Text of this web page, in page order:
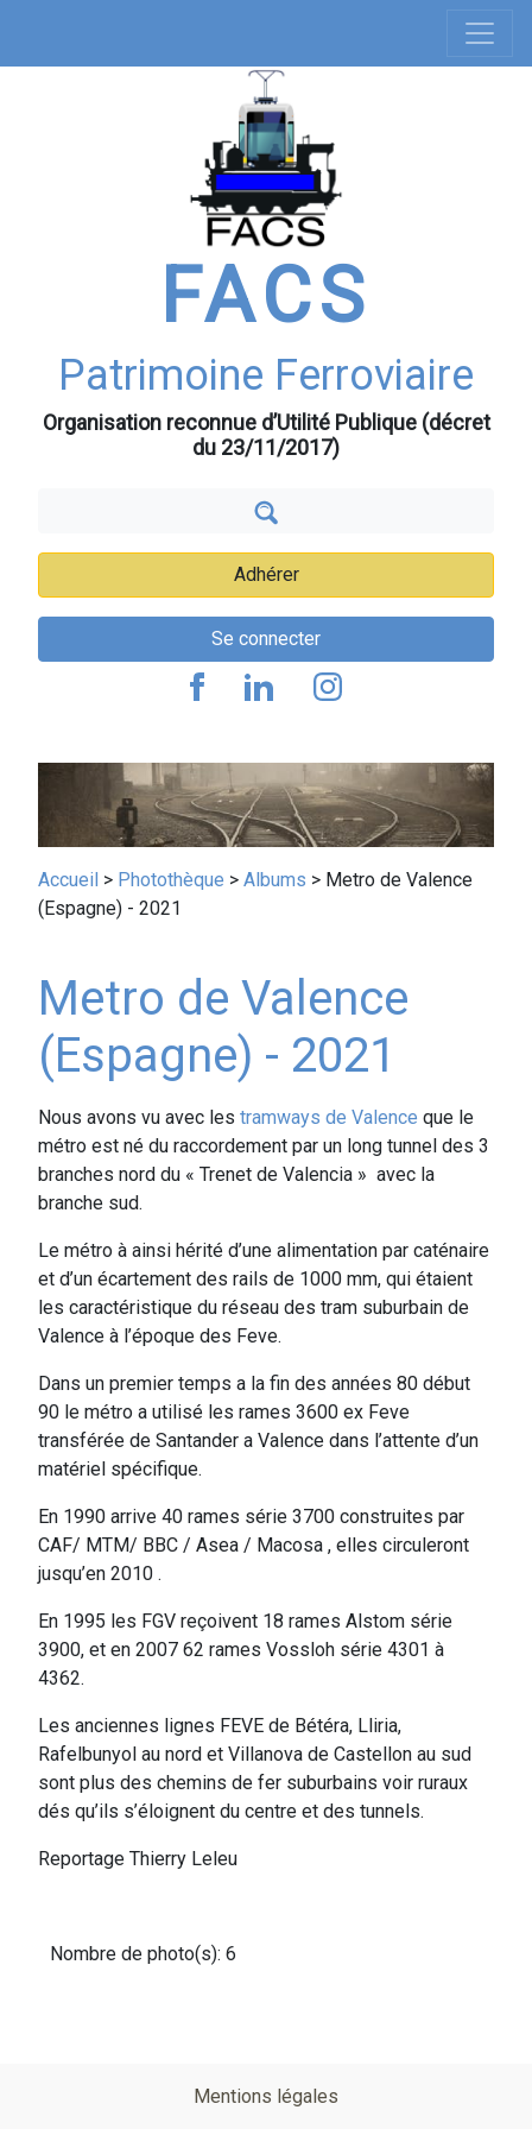
contenu
FACS
Patrimoine Ferroviaire
Organisation reconnue d’Utilité Publique (décret
du 23/11/2017)
Adhérer
Se connecter
principale
Fil
d'Ariane
Accueil Photothèque Albums
Metro de Valence
(Espagne) - 2021
Metro de Valence
(Espagne) - 2021
Nous avons vu avec les tramways de Valence que le
métro est né du raccordement par un long tunnel des 3
branches nord du « Trenet de Valencia » avec la
branche sud.
Le métro à ainsi hérité d’une alimentation par caténaire
et d’un écartement des rails de 1000 mm, qui étaient
les caractéristique du réseau des tram suburbain de
Valence à l’époque des Feve.
Dans un premier temps a la fin des années 80 début
90 le métro a utilisé les rames 3600 ex Feve
transférée de Santander a Valence dans l’attente d’un
matériel spécifique.
En 1990 arrive 40 rames série 3700 construites par
CAF/ MTM/ BBC / Asea / Macosa , elles circuleront
jusqu’en 2010 .
En 1995 les FGV reçoivent 18 rames Alstom série
3900, et en 2007 62 rames Vossloh série 4301 à
4362.
Les anciennes lignes FEVE de Bétéra, Lliria,
Rafelbunyol au nord et Villanova de Castellon au sud
sont plus des chemins de fer suburbains voir ruraux
dés qu’ils s’éloignent du centre et des tunnels.
Reportage Thierry Leleu
Nombre de photo(s): 6
Mentions légales